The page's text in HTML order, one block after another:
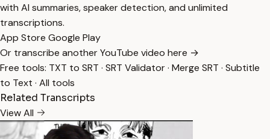
with AI summaries, speaker detection, and unlimited
transcriptions.
App Store Google Play
Or transcribe another YouTube video here →
Free tools: TXT to SRT · SRT Validator· Merge SRT · Subtitle
to Text · All tools
Related Transcripts
View All